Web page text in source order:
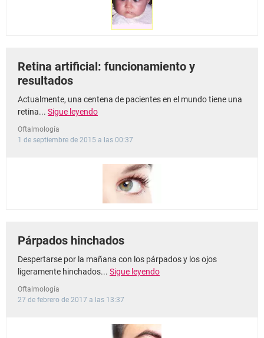
Retina artificial: funcionamiento y
resultados
Actualmente, una centena de pacientes en el mundo tiene una
retina... Sigue leyendo
Oftalmología
1 de septiembre de 2015 a las 00:37
Párpados hinchados
Despertarse por la mañana con los párpados y los ojos
ligeramente hinchados... Sigue leyendo
Oftalmología
27 de febrero de 2017 a las 13:37